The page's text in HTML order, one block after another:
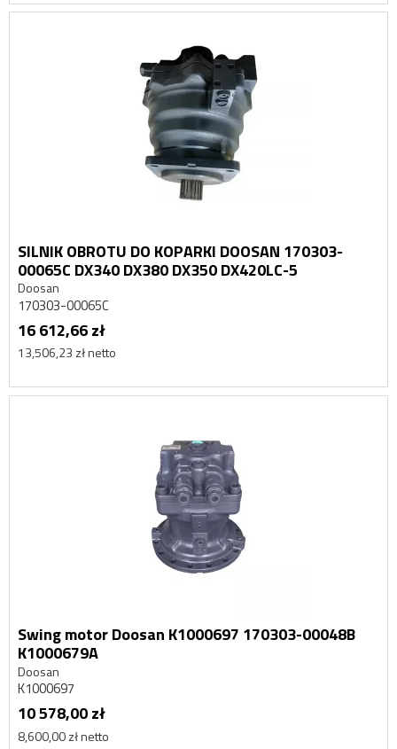
SILNIK OBROTU DO KOPARKI DOOSAN 170303-
00065C DX340 DX380 DX350 DX420LC-5
Doosan
170303-00065C
16 612,66 zł
13,506,23 zł netto
Swing motor Doosan K1000697 170303-00048B
K1000679A
Doosan
K1000697
10 578,00 zł
8,600,00 zł netto